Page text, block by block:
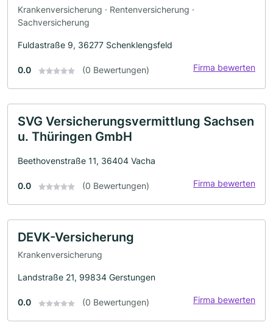
Krankenversicherung · Rentenversicherung ·
Sachversicherung
Fuldastraße 9, 36277 Schenklengsfeld
0.0 (0 Bewertungen) Firma bewerten
SVG Versicherungsvermittlung Sachsen
u. Thüringen GmbH
Beethovenstraße 11, 36404 Vacha
0.0 (0 Bewertungen) Firma bewerten
DEVK-Versicherung
Krankenversicherung
Landstraße 21, 99834 Gerstungen
0.0 (0 Bewertungen) Firma bewerten